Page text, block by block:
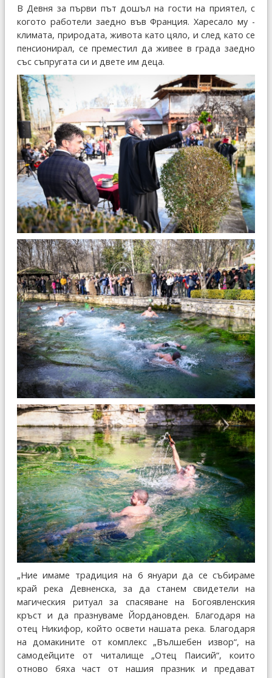
В Девня за първи път дошъл на гости на приятел, с
когото работели заедно във Франция. Харесало му -
климата, природата, живота като цяло, и след като се
пенсионирал, се преместил да живее в града заедно
със съпругата си и двете им деца.
„Ние имаме традиция на 6 януари да се събираме
край река Девненска, за да станем свидетели на
магическия ритуал за спасяване на Богоявленския
кръст и да празнуваме Йордановден. Благодаря на
отец Никифор, който освети нашата река. Благодаря
на домакините от комплекс „Вълшебен извор“, на
самодейците от читалище „Отец Паисий“, които
отново бяха част от нашия празник и предават